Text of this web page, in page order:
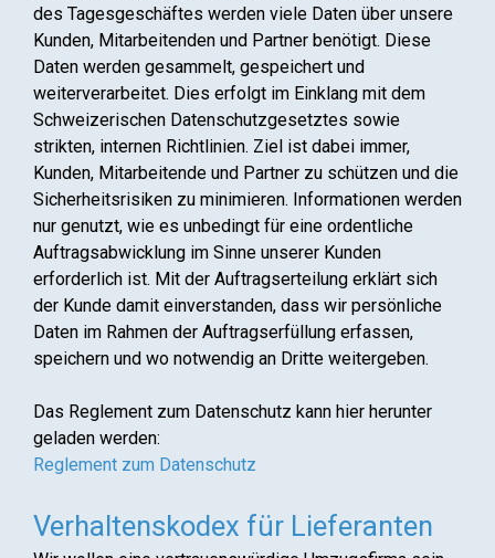
des Tagesgeschäftes werden viele Daten über unsere
Kunden, Mitarbeitenden und Partner benötigt. Diese
Daten werden gesammelt, gespeichert und
weiterverarbeitet. Dies erfolgt im Einklang mit dem
Schweizerischen Datenschutzgesetztes sowie
strikten, internen Richtlinien. Ziel ist dabei immer,
Kunden, Mitarbeitende und Partner zu schützen und die
Sicherheitsrisiken zu minimieren. Informationen werden
nur genutzt, wie es unbedingt für eine ordentliche
Auftragsabwicklung im Sinne unserer Kunden
erforderlich ist. Mit der Auftragserteilung erklärt sich
der Kunde damit einverstanden, dass wir persönliche
Daten im Rahmen der Auftragserfüllung erfassen,
speichern und wo notwendig an Dritte weitergeben.
Das Reglement zum Datenschutz kann hier herunter
geladen werden:
Reglement zum Datenschutz
Verhaltenskodex für Lieferanten